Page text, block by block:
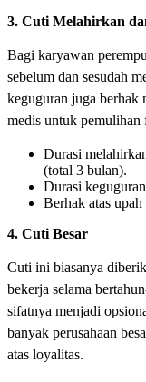
3. Cuti Melahirkan
Bagi karyawan
sebelum dan sesudah
keguguran juga berhak
medis untuk pemulihan
Durasi
(total 3 bulan).
Durasi
Berhak atas upah
4. Cuti Besar
Cuti ini biasanya
bekerja selama
sifatnya menjadi
banyak perusahaan
atas loyalitas.